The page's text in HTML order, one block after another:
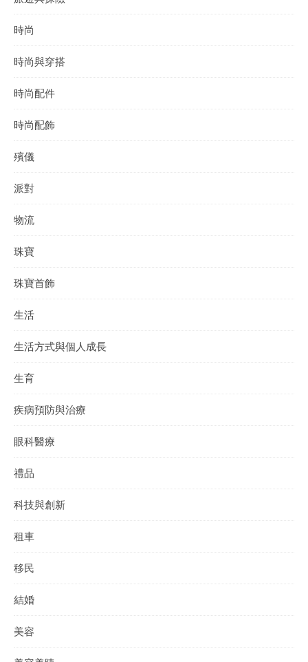
時尚
時尚與穿搭
時尚配件
時尚配飾
殯儀
派對
物流
珠寶
珠寶首飾
生活
生活方式與個人成長
生育
疾病預防與治療
眼科醫療
禮品
科技與創新
租車
移民
結婚
美容